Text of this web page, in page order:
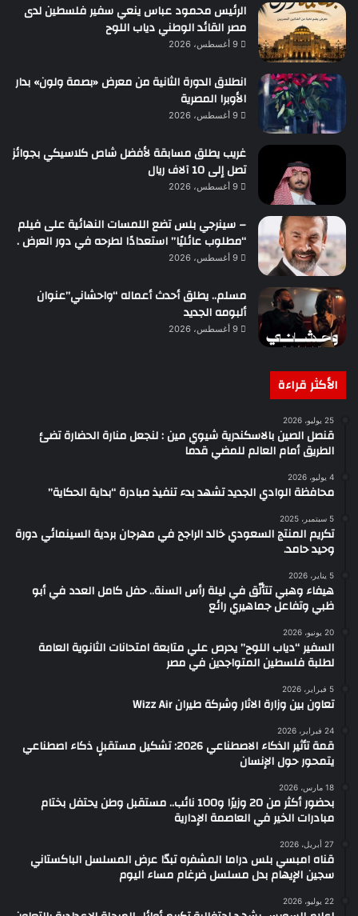
الرئيس محمود عباس ينعي سفير فلسطين لدى
مصر القائد الوطني دياب اللوح
9 أغسطس، 2026
انطلاق الدورة الثانية من معرض «بصمة ولون» بدار
الأوبرا المصرية
9 أغسطس، 2026
غريب يطلق مسابقة لأفضل شاص كلاسيكي بجوائز
تصل إلى 10 آلاف ريال
9 أغسطس، 2026
– سينرجي بلس تضع اللمسات النهائية على فيلم
“مطلوب عائليًا” استعدادًا لطرحه في دور العرض .
9 أغسطس، 2026
مسلم.. يطلق أحدث أعماله “واحشاني”عنوان
ألبومه الجديد
9 أغسطس، 2026
الأكثر قراءة
25 يوليو، 2026
قنصل الصين بالاسكندرية شيوي مين : لنجعل منارة الحضارة تضئ
الطريق أمام العالم للمضي قدما
4 يوليو، 2026
محافظة الوادي الجديد تشهد بدء تنفيذ مبادرة “بداية الحكاية”
5 سبتمبر، 2025
تكريم المنتج السعودي خالد الراجح في مهرجان بردية السينمائي دورة
وحيد حامد.
5 يناير، 2026
هيفاء وهبي تتألّق في ليلة رأس السنة.. حفل كامل العدد في أبو
ظبي وتفاعل جماهيري رائع
20 يونيو، 2026
السفير “دياب اللوح” يحرص علي متابعة امتحانات الثانوية العامة
لطلبة فلسطين المتواجدين في مصر
5 فبراير، 2026
تعاون بين وزارة الاثار وشركة طيران Wizz Air
24 فبراير، 2026
قمة تأثير الذكاء الاصطناعي 2026: تشكيل مستقبلٍ ذكاء اصطناعي
يتمحور حول الإنسان
18 مارس، 2026
بحضور أكثر من 20 وزيرًا و100 نائب.. مستقبل وطن يحتفل بختام
مبادرات الخير في العاصمة الإدارية
27 أبريل، 2026
قناه امبسي بلس دراما المشفره تبدّا عرض المسلسل الباكستاني
سجين الإيهام بدل مسلسل ضرغام مساء اليوم
22 يوليو، 2026